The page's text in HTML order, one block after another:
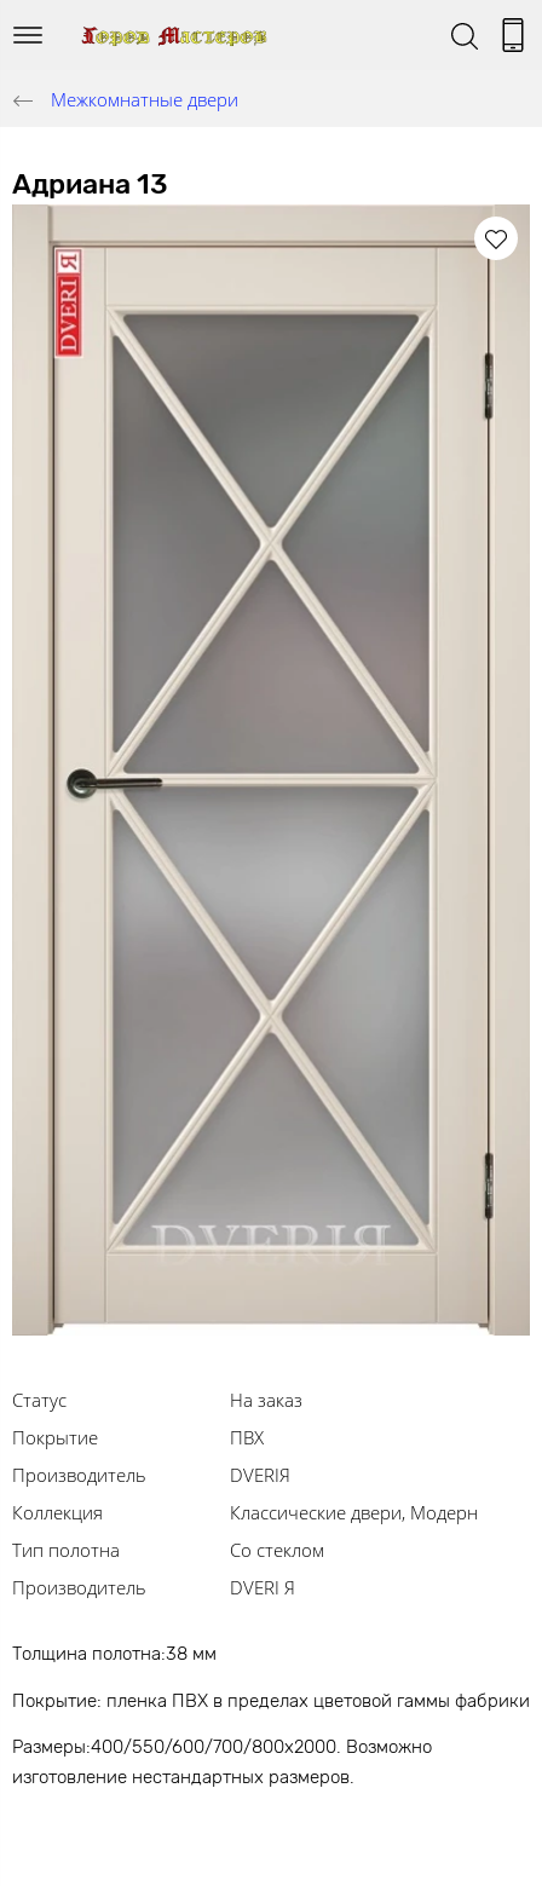
Межкомнатные двери
Адриана 13
Статус
На заказ
Покрытие
ПВХ
Производитель
DVERIЯ
Коллекция
Классические двери, Модерн
Тип полотна
Со стеклом
Производитель
DVERI Я
Толщина полотна:38 мм
Покрытие: пленка ПВХ в пределах цветовой гаммы фабрики
Размеры:400/550/600/700/800х2000. Возможно
изготовление нестандартных размеров.